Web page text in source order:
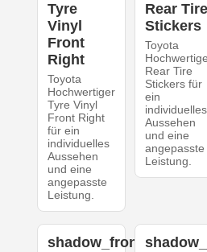
Tyre
Vinyl
Front
Right
Toyota
Hochwertiger
Tyre Vinyl
Front Right
für ein
individuelles
Aussehen
und eine
angepasste
Leistung.
Rear Tire
Stickers
Toyota
Rear Tire
Stickers für
ein
individuelles
Aussehen
und eine
angepasste
Leistung.
shadow_front_left